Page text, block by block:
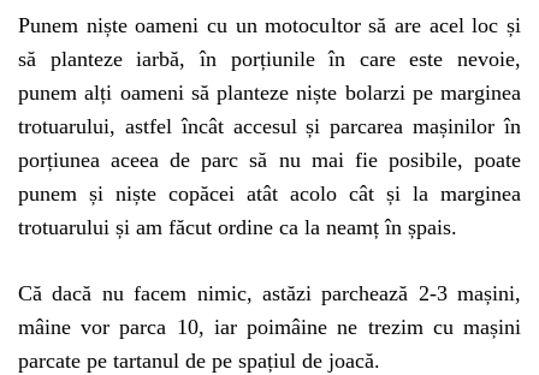
Punem niște oameni cu un motocultor să are acel loc și
să planteze iarbă, în porțiunile în care este nevoie,
punem alți oameni să planteze niște bolarzi pe marginea
trotuarului, astfel încât accesul și parcarea mașinilor în
porțiunea aceea de parc să nu mai fie posibile, poate
punem și niște copăcei atât acolo cât și la marginea
trotuarului și am făcut ordine ca la neamț în șpais.
Că dacă nu facem nimic, astăzi parchează 2-3 mașini,
mâine vor parca 10, iar poimâine ne trezim cu mașini
parcate pe tartanul de pe spațiul de joacă.